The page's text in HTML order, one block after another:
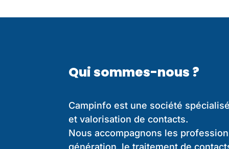
Qui sommes-nous ?
Campinfo est une société
et valorisation de contacts.
Nous accompagnons les
génération, le traitement de